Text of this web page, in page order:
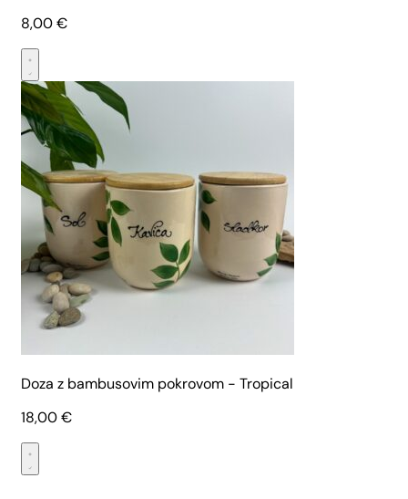
8,00€
Doza z bambusovim pokrovom - Tropical
18,00€